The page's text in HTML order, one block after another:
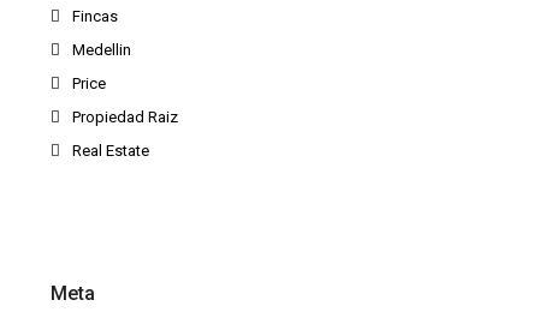
Fincas
Medellin
Price
Propiedad Raiz
Real Estate
Meta